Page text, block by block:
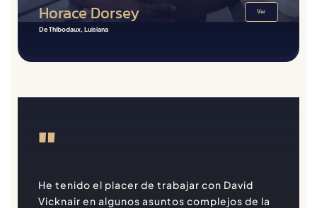
Horace Dorsey
De Thibodaux, Luisiana
Ver
"
He tenido el placer de trabajar con David
Vicknair en algunos asuntos complejos de la